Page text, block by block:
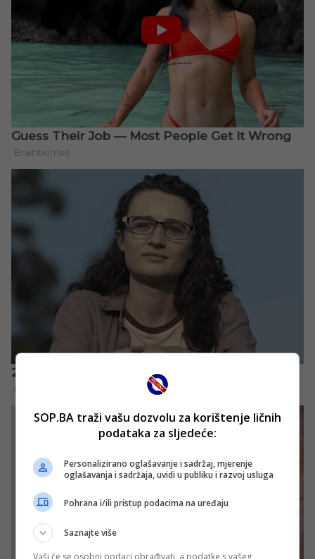
SOP.BA traži vašu dozvolu za korištenje ličnih
podataka za sljedeće:
Personalizirano oglašavanje i sadržaj, mjerenje
oglašavanja i sadržaja, uvidi u publiku i razvoj usluga
Pohrana i/ili pristup podacima na uređaju
Saznajte više
Vaši će se osobni podaci obrađivati, a podatke s vašeg